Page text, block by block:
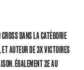
DANS LA CATÉGORIE
AUTEUR DE 3X VICTOIRES
ÉGALEMENT 2E AU